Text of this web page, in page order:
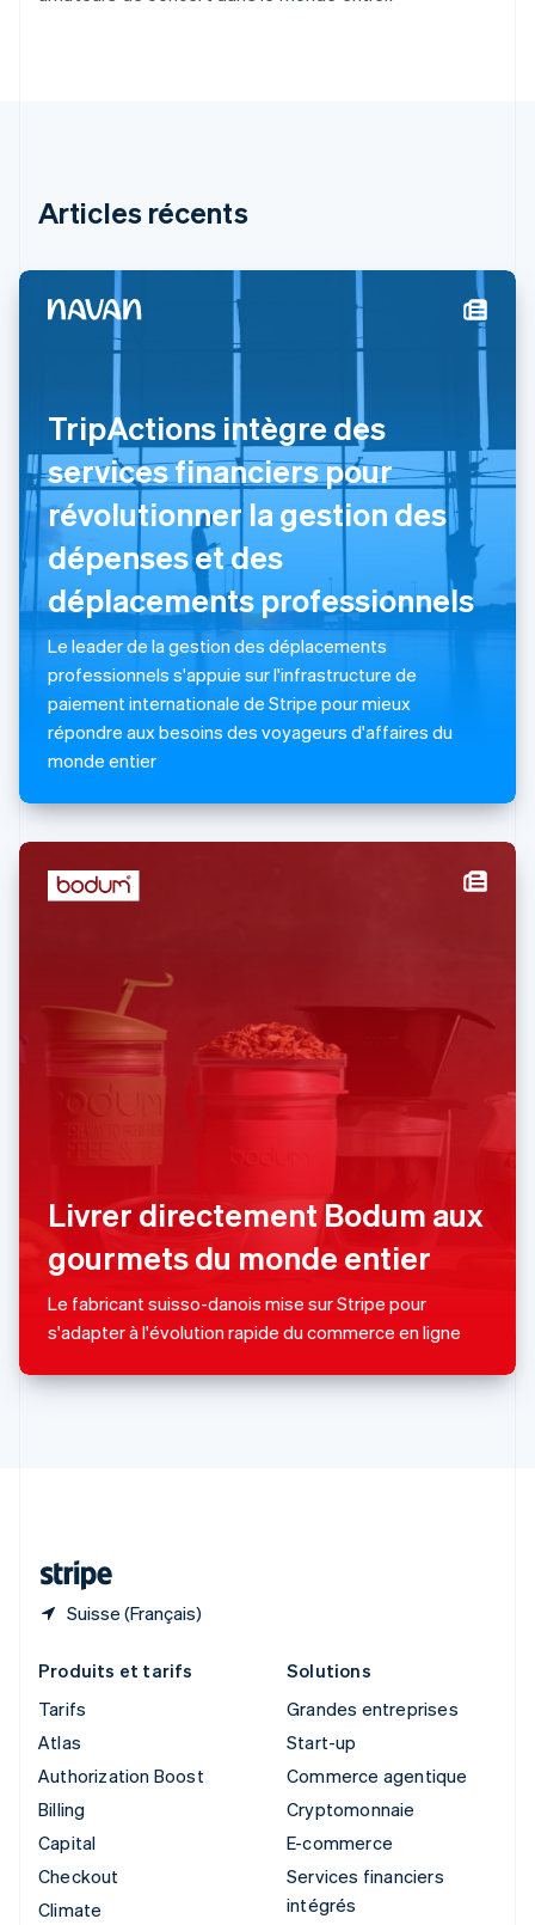
Articles récents
TripActions intègre des
services financiers pour
révolutionner la gestion des
dépenses et des
déplacements professionnels
Le leader de la gestion des déplacements
professionnels s'appuie sur l'infrastructure de
paiement internationale de Stripe pour mieux
répondre aux besoins des voyageurs d'affaires du
monde entier
Livrer directement Bodum aux
gourmets du monde entier
Le fabricant suisso-danois mise sur Stripe pour
s'adapter à l'évolution rapide du commerce en ligne
Suisse (Français)
English
Grèce
Hongrie
Inde
English
Italie
ItalianoEnglish
Japon
日本語English
Lettonie
Liechtenstein
Deutsch
Lituanie
English
Luxembourg
FrançaisDeutsch English
Malaisie
English 简体中文
Malte
Mexique
English
Nouvelle-Zélande
English
Pologne
English
Portugal
PortuguêsEnglish
R.A.S. de Hong Kong, Chine
Roumanie
English
Royaume-Uni
English
Singapour
English简体中文
Slovaquie
Slovénie
Produits et tarifs
Tarifs
Atlas
Authorization Boost
Billing
Capital
Checkout
Climate
Solutions
Grandes entreprises
Start-up
Commerce agentique
Cryptomonnaie
E-commerce
Services financiers
intégrés